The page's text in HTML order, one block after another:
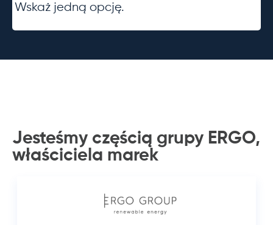
Wskaż jedną opcję.
Jesteśmy częścią grupy ERGO,
właściciela marek